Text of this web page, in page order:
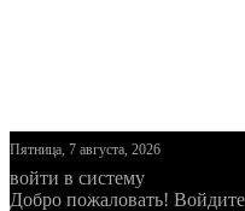
Пятница, 7 августа, 2026
войти в систему
Добро пожаловать!